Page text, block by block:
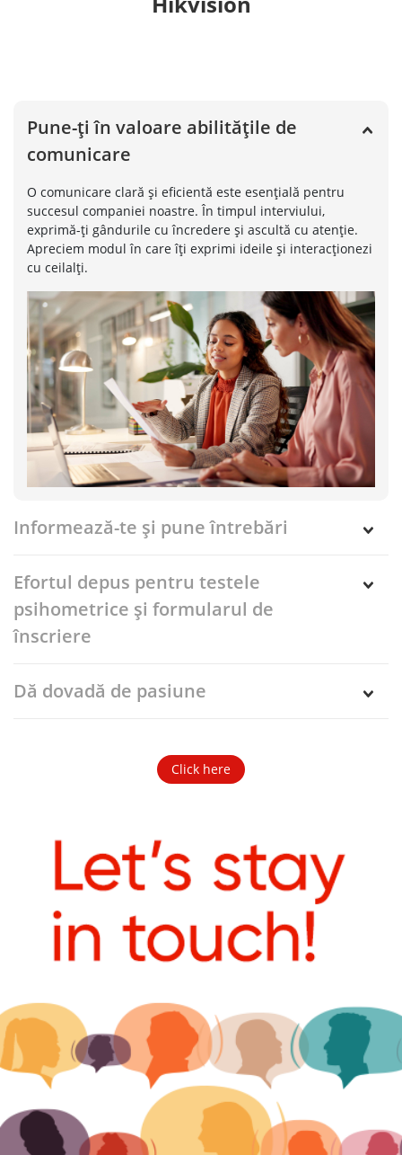
Pune-ți în valoare abilitățile de
comunicare
O comunicare clară și eficientă este esențială pentru
succesul companiei noastre. În timpul interviului,
exprimă-ți gândurile cu încredere și ascultă cu atenție.
Apreciem modul în care îți exprimi ideile și interacționezi
cu ceilalți.
Informează-te și pune întrebări
Efortul depus pentru testele
psihometrice și formularul de
înscriere
Dă dovadă de pasiune
Click here